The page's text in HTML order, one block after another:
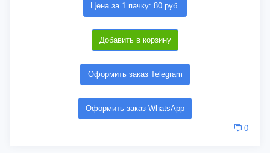
Цена за 1 пачку: 80 руб.
Добавить в корзину
Оформить заказ Telegram
Оформить заказ WhatsApp
0